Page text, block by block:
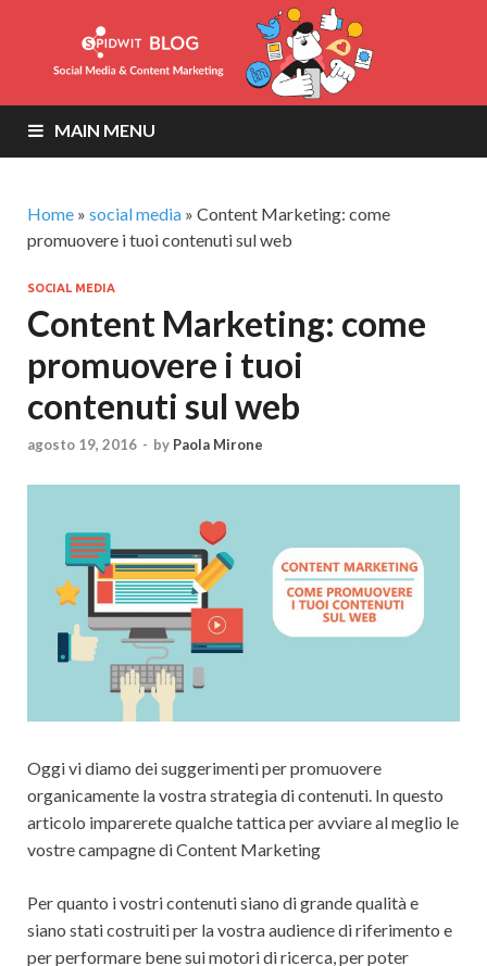
MAIN MENU
Home » social media » Content Marketing: come
promuovere i tuoi contenuti sul web
SOCIAL MEDIA
Content Marketing: come
promuovere i tuoi
contenuti sul web
agosto 19, 2016 - by Paola Mirone
Oggi vi diamo dei suggerimenti per promuovere
organicamente la vostra strategia di contenuti. In questo
articolo imparerete qualche tattica per avviare al meglio le
vostre campagne di Content Marketing
Per quanto i vostri contenuti siano di grande qualità e
siano stati costruiti per la vostra audience di riferimento e
per performare bene sui motori di ricerca, per poter